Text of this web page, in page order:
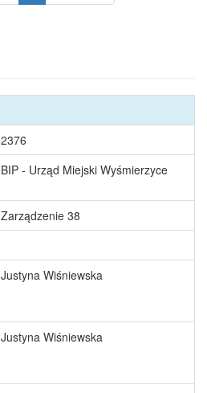
2376
BIP - Urząd Miejski Wyśmierzyce
Zarządzenie 38
Justyna Wiśniewska
Justyna Wiśniewska